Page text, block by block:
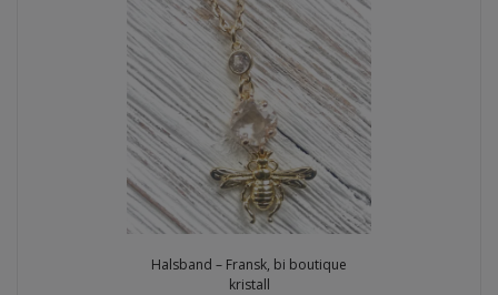
Halsband – Fransk, bi boutique
kristall